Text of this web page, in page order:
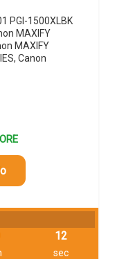
PGI-1500XLBK
MAXIFY
MAXIFY
Canon
12
sec